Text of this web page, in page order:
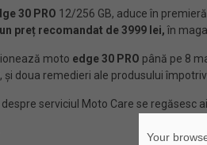
30 PRO 12/256 GB, aduce în
un preț recomandat de 3999 lei, în
moto edge 30 PRO până pe 8
și doua remedieri ale produsului
serviciul Moto Care se regăsesc
Your